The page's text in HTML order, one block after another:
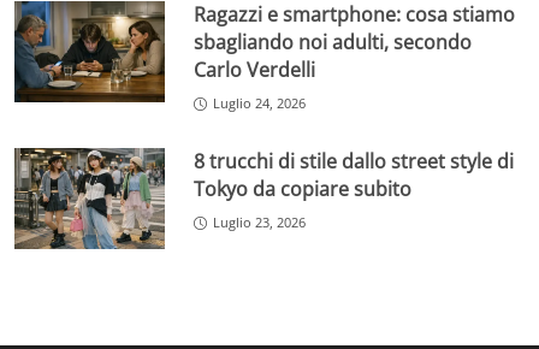
Ragazzi e smartphone: cosa stiamo
sbagliando noi adulti, secondo
Carlo Verdelli
Luglio 24, 2026
8 trucchi di stile dallo street style di
Tokyo da copiare subito
Luglio 23, 2026